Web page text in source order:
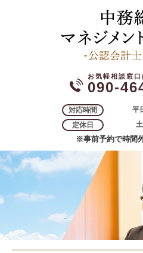
090-
対応時間
平
定休日
※事前予約で時間